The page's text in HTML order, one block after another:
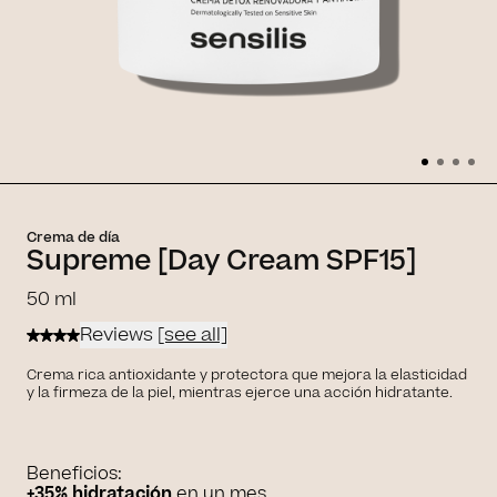
Crema de día
Supreme [Day Cream SPF15]
50 ml
Reviews [see all]
Crema rica antioxidante y protectora que mejora la elasticidad
y la firmeza de la piel, mientras ejerce una acción hidratante.
Beneficios: